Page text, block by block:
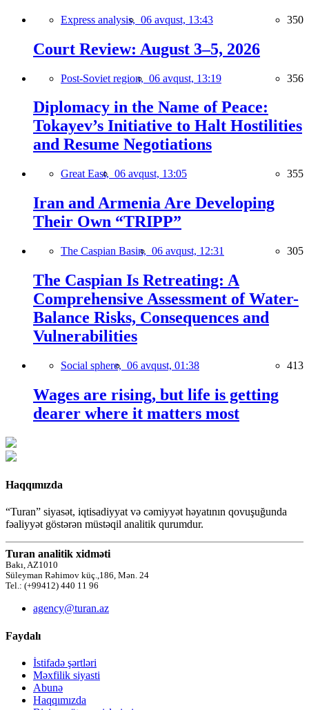
Express analysis, 06 avqust, 13:43 350
Court Review: August 3–5, 2026
Post-Soviet region, 06 avqust, 13:19 356
Diplomacy in the Name of Peace:
Tokayev’s Initiative to Halt Hostilities
and Resume Negotiations
Great East, 06 avqust, 13:05 355
Iran and Armenia Are Developing
Their Own “TRIPP”
The Caspian Basin, 06 avqust, 12:31 305
The Caspian Is Retreating: A
Comprehensive Assessment of Water-
Balance Risks, Consequences and
Vulnerabilities
Social sphere, 06 avqust, 01:38 413
Wages are rising, but life is getting
dearer where it matters most
Haqqımızda
“Turan” siyasət, iqtisadiyyat və cəmiyyət həyatının qovuşuğunda
fəaliyyət göstərən müstəqil analitik qurumdur.
Turan analitik xidməti
Bakı, AZ1010
Süleyman Rəhimov küç.,186, Mən. 24
Tel.: (+99412) 440 11 96
agency@turan.az
Faydalı
İstifadə şərtləri
Məxfilik siyasti
Abunə
Haqqımızda